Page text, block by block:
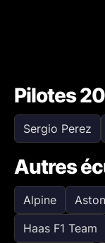
Pilotes
Sergio Perez
Autres
Alpine
Haas F1 Team